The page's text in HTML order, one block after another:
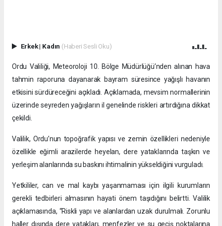
Erkek| Kadın (Haberi Sesli Oku)
Ordu Valiliği, Meteoroloji 10. Bölge Müdürlüğü’nden alınan hava
tahmin raporuna dayanarak bayram süresince yağışlı havanın
etkisini sürdüreceğini açıkladı. Açıklamada, mevsim normallerinin
üzerinde seyreden yağışların il genelinde riskleri artırdığına dikkat
çekildi.
Valilik, Ordu’nun topoğrafik yapısı ve zemin özellikleri nedeniyle
özellikle eğimli arazilerde heyelan, dere yataklarında taşkın ve
yerleşim alanlarında su baskını ihtimalinin yükseldiğini vurguladı.
Yetkililer, can ve mal kaybı yaşanmaması için ilgili kurumların
gerekli tedbirleri almasının hayati önem taşıdığını belirtti. Valilik
açıklamasında, “Riskli yapı ve alanlardan uzak durulmalı. Zorunlu
haller dışında dere yatakları, menfezler ve su geçiş noktalarına